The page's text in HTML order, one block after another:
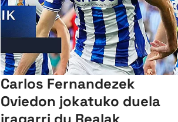
Carlos Fernandezek
Oviedon jokatuko duela